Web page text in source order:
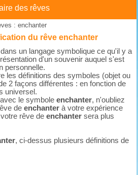
des rêves
: enchanter
du rêve enchanter
un langage symbolique ce qu'il y a
d'un souvenir auquel s'est
personnelle.
les définitions des symboles (objet ou
2 façons différentes : en fonction de
universel.
le symboleenchanter, n'oubliez
deenchanter à votre expérience
votre rêve deenchanter sera plus
, ci-dessus plusieurs définitions de